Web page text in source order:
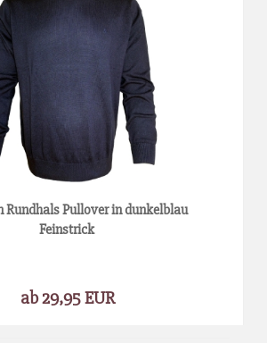
Rundhals Pullover in dunkelblau
Feinstrick
ab 29,95 EUR